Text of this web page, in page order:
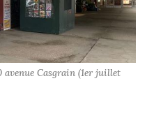
avenue Casgrain (1er juillet